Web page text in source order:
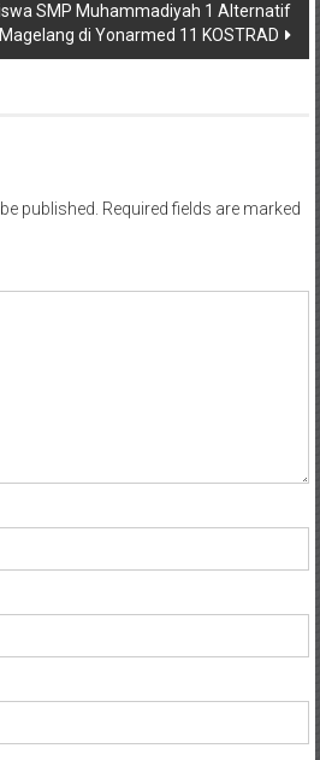
SMP Muhammadiyah 1 Alternatif
Magelang di Yonarmed 11 KOSTRAD
published. Required fields are marked